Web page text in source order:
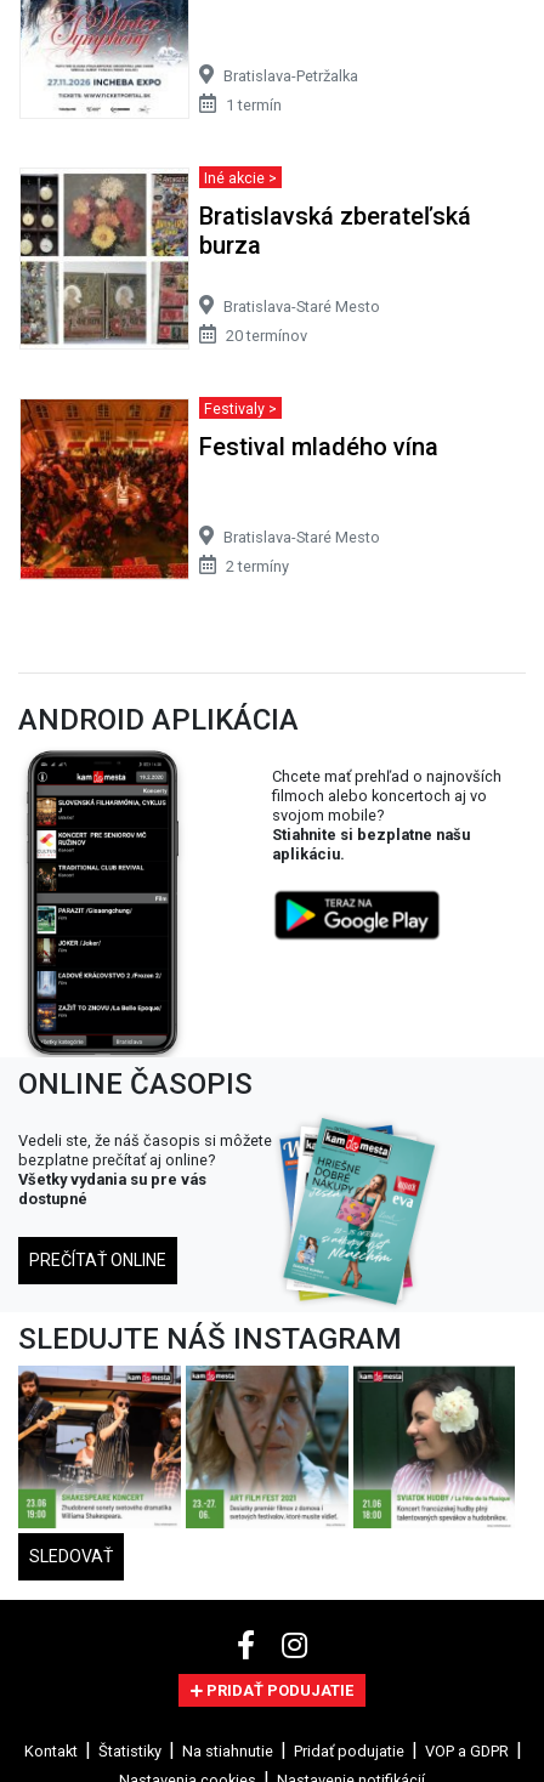
Bratislava-Petržalka
1 termín
Iné akcie >
Bratislavská zberateľská
burza
Bratislava-Staré Mesto
20 termínov
Festivaly >
Festival mladého vína
Bratislava-Staré Mesto
2 termíny
ANDROID APLIKÁCIA
Chcete mať prehľad o najnovších
filmoch alebo koncertoch aj vo
svojom mobile?
Stiahnite si bezplatne našu
aplikáciu.
ONLINE ČASOPIS
Vedeli ste, že náš časopis si môžete
bezplatne prečítať aj online?
Všetky vydania su pre vás
dostupné
PREČÍTAŤ ONLINE
SLEDUJTE NÁŠ INSTAGRAM
SLEDOVAŤ
PRIDAŤ PODUJATIE
Kontakt Štatistiky Na stiahnutie Pridať podujatie
VOP a GDPR